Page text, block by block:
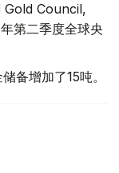
Gold Council,
第二季度全球央
备增加了15吨。